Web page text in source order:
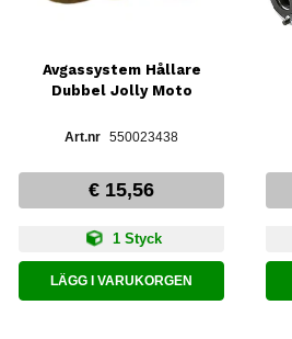
Avgassystem Hållare
Dubbel Jolly Moto
550023438
€ 15,56
1 Styck
LÄGG I VARUKORGEN